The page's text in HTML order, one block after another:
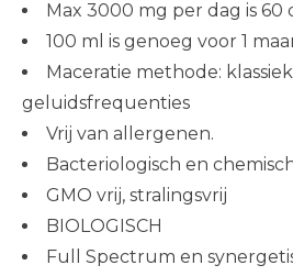
Max 3000 mg per dag is 60
100 ml is genoeg voor 1
Maceratie methode:
geluidsfrequenties
Vrij van allergenen.
Bacteriologisch en
GMO vrij, stralingsvrij
BIOLOGISCH
Full Spectrum en